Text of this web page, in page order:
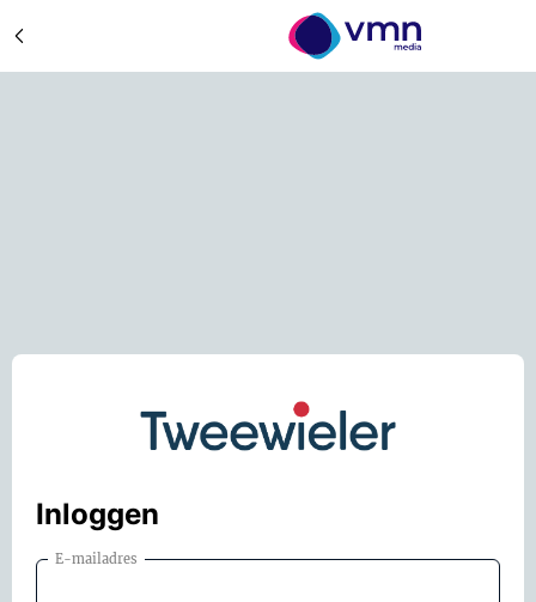
Inloggen
E-mailadres